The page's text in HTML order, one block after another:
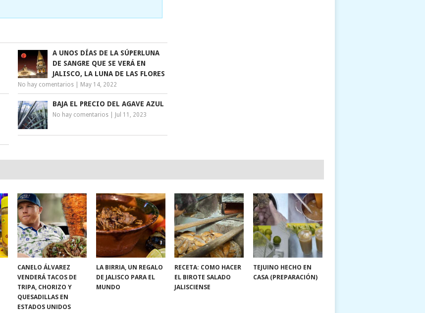
A UNOS DÍAS DE LA SÚPERLUNA
DE SANGRE QUE SE VERÁ EN
JALISCO, LA LUNA DE LAS FLORES
No hay comentarios May 14, 2022
BAJA EL PRECIO DEL AGAVE AZUL
No hay comentarios Jul 11, 2023
CANELO ÁLVAREZ
VENDERÁ TACOS DE
TRIPA, CHORIZO Y
QUESADILLAS EN
ESTADOS UNIDOS
LA BIRRIA, UN REGALO
DE JALISCO PARA EL
MUNDO
RECETA: COMO HACER
EL BIROTE SALADO
JALISCIENSE
TEJUINO HECHO EN
CASA (PREPARACIÓN)